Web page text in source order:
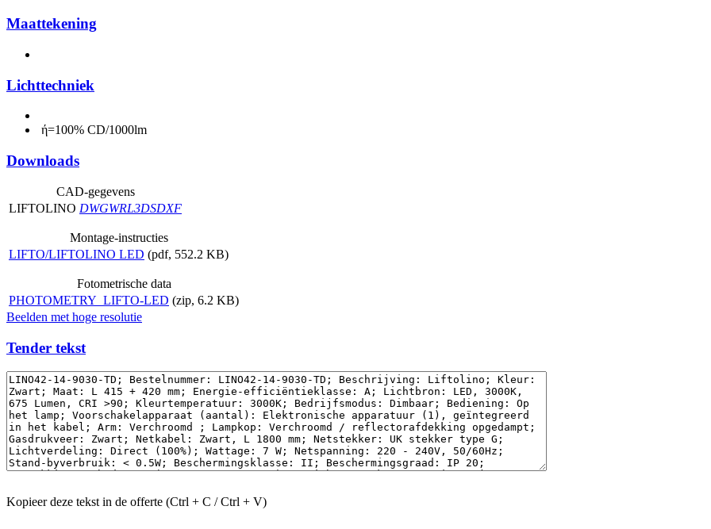
Maattekening
Lichttechniek
ή=100% CD/1000lm
Downloads
CAD-gegevens
LIFTOLINO DWGWRL3DSDXF
Montage-instructies
LIFTO/LIFTOLINO LED (pdf, 552.2 KB)
Fotometrische data
PHOTOMETRY_LIFTO-LED (zip, 6.2 KB)
Beelden met hoge resolutie
Tender tekst
Kopieer deze tekst in de offerte (Ctrl + C / Ctrl + V)